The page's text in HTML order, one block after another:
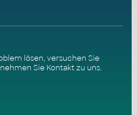
lösen, versuchen Sie
Sie Kontakt zu uns.